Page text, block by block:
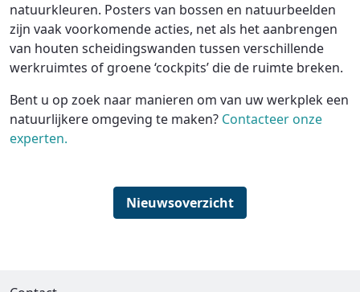
natuurkleuren. Posters van bossen en natuurbeelden
zijn vaak voorkomende acties, net als het aanbrengen
van houten scheidingswanden tussen verschillende
werkruimtes of groene ‘cockpits’ die de ruimte breken.
Bent u op zoek naar manieren om van uw werkplek een
natuurlijkere omgeving te maken? Contacteer onze
experten.
Nieuwsoverzicht